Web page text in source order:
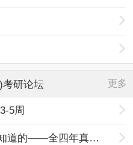
考研论坛 更多
5周
天财新传考研聊点宝子们不知道的——全四年真题规律+择校优势